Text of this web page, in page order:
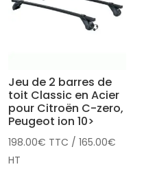
Jeu de 2 barres de
toit Classic en Acier
pour Citroën C-zero,
Peugeot ion 10>
198.00€ TTC /165.00€
HT